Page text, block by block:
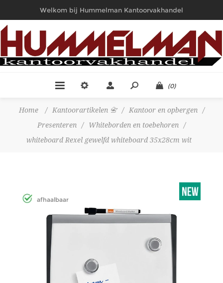
Welkom bij Hummelman Kantoorvakhandel
(0)
Home / Kantoorartikelen 📇 / Kantoor en opbergen
/
Presenteren
/ Whiteborden en toebehoren
/
whiteboard Rexel gewelfd whiteboard 35x28cm wit
afhaalbaar